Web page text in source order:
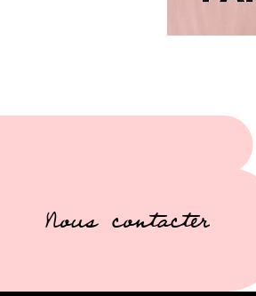
Nous contacter